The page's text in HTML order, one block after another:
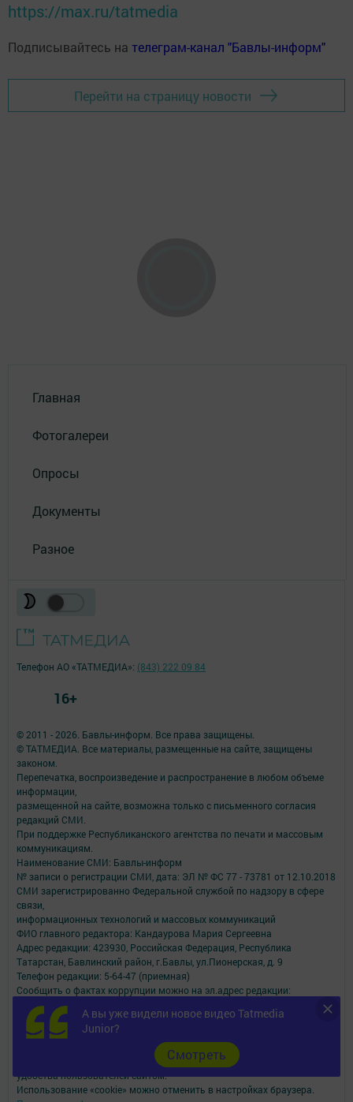
https://max.ru/tatmedia
Подписывайтесь на телеграм-канал "Бавлы-информ"
Перейти на страницу новости
Главная
Фотогалереи
Опросы
Документы
Разное
А вы уже видели новое видео Tatmedia
Junior?
Cмотреть
© 2011 - 2026. Бавлы-информ. Все права защищены.
© ТАТМЕДИА. Все материалы, размещенные на сайте, защищены
законом.
Перепечатка, воспроизведение и распространение в любом объеме
информации,
размещенной на сайте, возможна только с письменного согласия
редакций СМИ.
При поддержке Республиканского агентства по печати и массовым
коммуникациям.
Наименование СМИ: Бавлы-информ
№ записи о регистрации СМИ, дата: ЭЛ № ФС 77 - 73781 от 12.10.2018
СМИ зарегистрированно Федеральной службой по надзору в сфере
связи,
информационных технологий и массовых коммуникаций
ФИО главного редактора: Кандаурова Мария Сергеевна
Адрес редакции: 423930, Российская Федерация, Республика
Татарстан, Бавлинский район, г.Бавлы, ул.Пионерская, д. 9
Телефон редакции: 5-64-47 (приемная)
Сообщить о фактах коррупции можно на эл.адрес редакции:
slava_trudu@bk.ru
Учредитель СМИ: АО «ТАТМЕДИА»
АО «ТАТМЕДИА» использует «cookie»для персонализации сервисов и
удобства пользователей сайтом.
Использование «cookie» можно отменить в настройках браузера.
Телефон АО «ТАТМЕДИА»: (843) 222 09 84
16+